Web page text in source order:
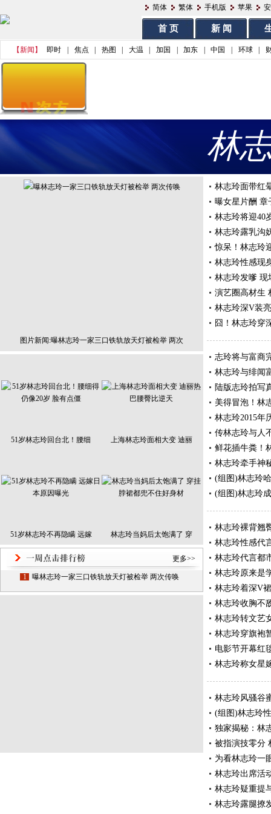
简体 繁体 手机版 苹果
首 页 新 闻
【新闻】 即时 焦点 热图 大温 加国 加东 中国 环球
林
图片新闻:曝林志玲一家三口铁轨放天灯被检举 两次
51岁林志玲回台北！腰细 上海林志玲面相大变 迪丽
51岁林志玲不再隐瞒 远嫁 林志玲当妈后太饱满了 穿
更多>>
1 曝林志玲一家三口铁轨放天灯被检举 两次传唤
林志玲面带红
曝女星片酬 章
林志玲将迎40
林志玲露乳沟
惊呆！林志玲
林志玲性感现
林志玲发嗲 现
演艺圈高材生
林志玲深V装
囧！林志玲穿
志玲将与富商
林志玲与绯闻
陆版志玲拍写
美得冒泡！林
林志玲2015年
传林志玲与人
鲜花插牛粪！
林志玲牵手神
(组图)林志玲
(组图)林志玲
林志玲裸背翘
林志玲性感代
林志玲代言都
林志玲原来是
林志玲着深V
林志玲收胸不
林志玲转文艺
林志玲穿旗袍
电影节开幕红
林志玲称女星
林志玲风骚谷
(组图)林志玲
独家揭秘：林
被指演技零分
为看林志玲一
林志玲出席活
林志玲疑重提
林志玲露腿撩